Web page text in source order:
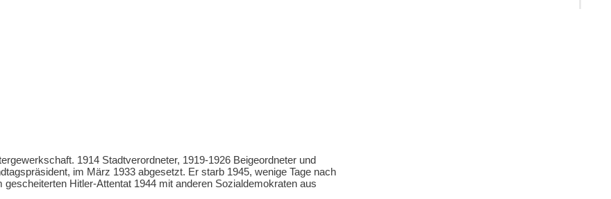
1914 Stadtverordneter, 1919-1926 Beigeordneter und
im März 1933 abgesetzt. Er starb 1945, wenige Tage nach
Hitler-Attentat 1944 mit anderen Sozialdemokraten aus